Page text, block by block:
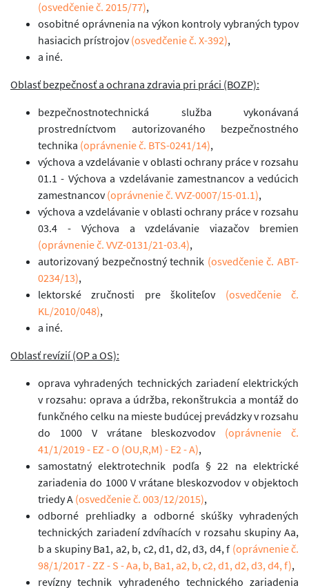
(osvedčenie č. 2015/77),
osobitné oprávnenia na výkon kontroly vybraných typov
hasiacich prístrojov(osvedčenie č. X-392),
a iné.
Oblasť bezpečnosť a ochrana zdravia pri práci (BOZP):
bezpečnostnotechnická služba vykonávaná
prostredníctvom autorizovaného bezpečnostného
technika (oprávnenie č. BTS-0241/14),
výchova a vzdelávanie v oblasti ochrany práce v rozsahu
01.1 - Výchova a vzdelávanie zamestnancov a vedúcich
zamestnancov(oprávnenie č. VVZ-0007/15-01.1),
výchova a vzdelávanie v oblasti ochrany práce v rozsahu
03.4 - Výchova a vzdelávanie viazačov bremien
(oprávnenie č. VVZ-0131/21-03.4),
autorizovaný bezpečnostný technik (osvedčenie č. ABT-
0234/13),
lektorské zručnosti pre školiteľov (osvedčenie č.
KL/2010/048),
a iné.
Oblasť revízií (OP a OS):
oprava vyhradených technických zariadení elektrických
v rozsahu: oprava a údržba, rekonštrukcia a montáž do
funkčného celku na mieste budúcej prevádzky v rozsahu
do 1000 V vrátane bleskozvodov (oprávnenie č.
41/1/2019 - EZ - O (OU,R,M) - E2 - A),
samostatný elektrotechnik podľa § 22 na elektrické
zariadenia do 1000 V vrátane bleskozvodov v objektoch
triedy A (osvedčenie č. 003/12/2015),
odborné prehliadky a odborné skúšky vyhradených
technických zariadení zdvíhacích v rozsahu skupiny Aa,
b a skupiny Ba1, a2, b, c2, d1, d2, d3, d4, f (oprávnenie č.
98/1/2017 - ZZ - S - Aa, b, Ba1, a2, b, c2, d1, d2, d3, d4, f),
revízny technik vyhradeného technického zariadenia